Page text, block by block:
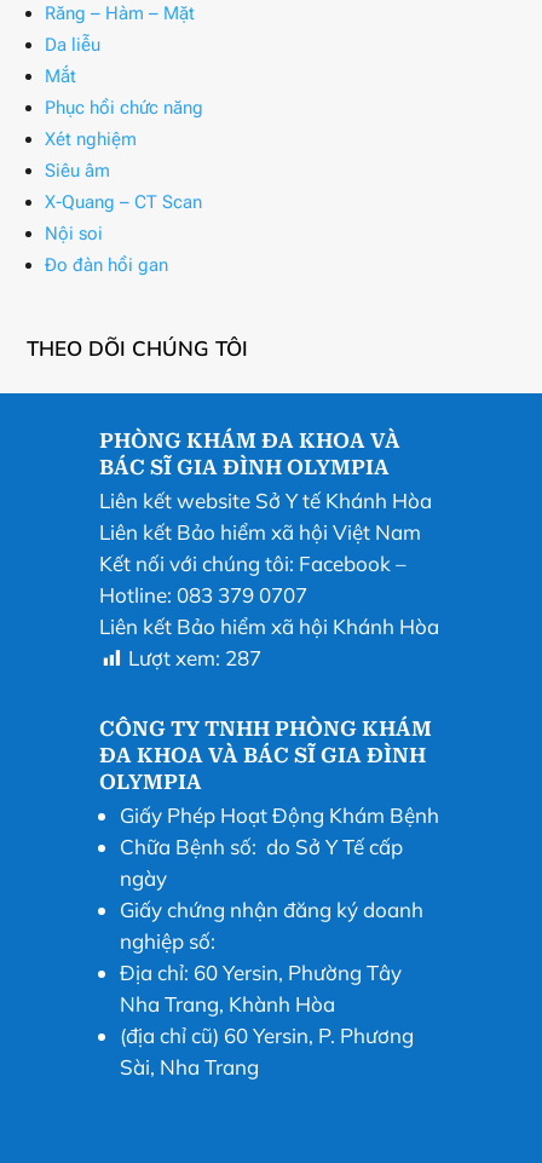
Răng – Hàm – Mặt
Da liễu
Mắt
Phục hồi chức năng
Xét nghiệm
Siêu âm
X-Quang – CT Scan
Nội soi
Đo đàn hồi gan
THEO DÕI CHÚNG TÔI
PHÒNG KHÁM ĐA KHOA VÀ
BÁC SĨ GIA ĐÌNH OLYMPIA
Liên kết website Sở Y tế Khánh Hòa
Liên kết Bảo hiểm xã hội Việt Nam
Kết nối với chúng tôi: Facebook –
Hotline: 083 379 0707
Liên kết Bảo hiểm xã hội Khánh Hòa
Lượt xem: 287
CÔNG TY TNHH PHÒNG KHÁM
ĐA KHOA VÀ BÁC SĨ GIA ĐÌNH
OLYMPIA
Giấy Phép Hoạt Động Khám Bệnh
Chữa Bệnh số: do Sở Y Tế cấp
ngày
Giấy chứng nhận đăng ký doanh
nghiệp số:
Địa chỉ: 60 Yersin, Phường Tây
Nha Trang, Khành Hòa
(địa chỉ cũ) 60 Yersin, P. Phương
Sài, Nha Trang